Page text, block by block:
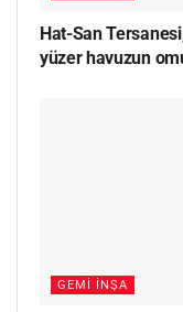
Hat-San
yüzer havuzun
GEMI İNŞA